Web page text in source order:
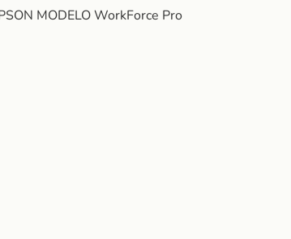
MODELO WorkForce Pro